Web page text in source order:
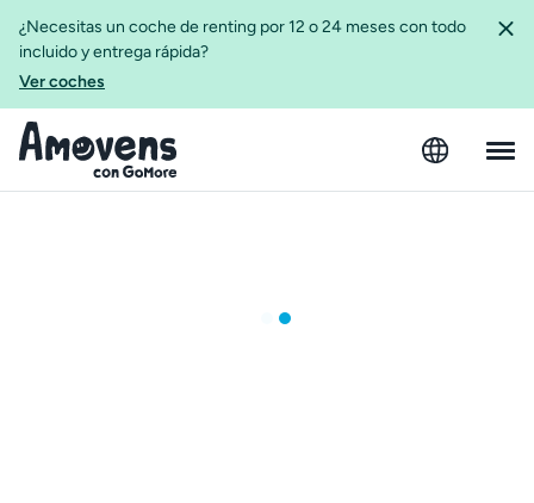
¿Necesitas un coche de renting por 12 o 24 meses con todo
incluido y entrega rápida?
Ver coches